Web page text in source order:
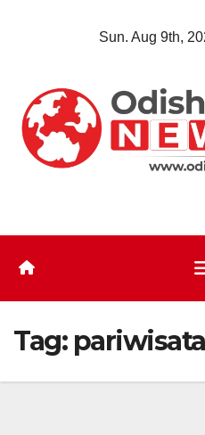
Sun. Aug 9th,
Tag: